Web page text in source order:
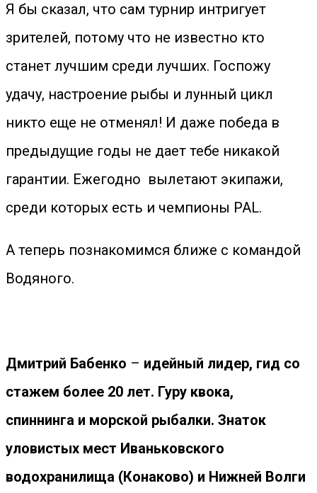
Я бы сказал, что сам турнир интригует
зрителей, потому что не известно кто
станет лучшим среди лучших. Госпожу
удачу, настроение рыбы и лунный цикл
никто еще не отменял! И даже победа в
предыдущие годы не дает тебе никакой
гарантии. Ежегодно вылетают экипажи,
среди которых есть и чемпионы PAL.
А теперь познакомимся ближе с командой
Водяного.
Дмитрий Бабенко – идейный лидер, гид со
стажем более 20 лет. Гуру квока,
спиннинга и морской рыбалки. Знаток
уловистых мест Иваньковского
водохранилища (Конаково) и Нижней Волги